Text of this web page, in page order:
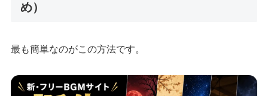
め）
最も簡単なのがこの方法です。